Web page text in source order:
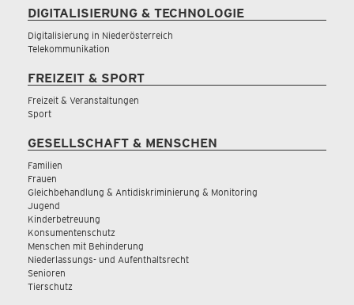
DIGITALISIERUNG & TECHNOLOGIE
Digitalisierung in Niederösterreich
Telekommunikation
FREIZEIT & SPORT
Freizeit & Veranstaltungen
Sport
GESELLSCHAFT & MENSCHEN
Familien
Frauen
Gleichbehandlung & Antidiskriminierung & Monitoring
Jugend
Kinderbetreuung
Konsumentenschutz
Menschen mit Behinderung
Niederlassungs- und Aufenthaltsrecht
Senioren
Tierschutz